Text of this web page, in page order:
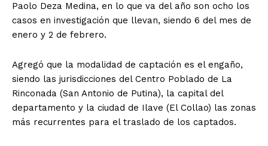
Paolo Deza Medina, en lo que va del año son ocho los
casos en investigación que llevan, siendo 6 del mes de
enero y 2 de febrero.
Agregó que la modalidad de captación es el engaño,
siendo las jurisdicciones del Centro Poblado de La
Rinconada (San Antonio de Putina), la capital del
departamento y la ciudad de Ilave (El Collao) las zonas
más recurrentes para el traslado de los captados.